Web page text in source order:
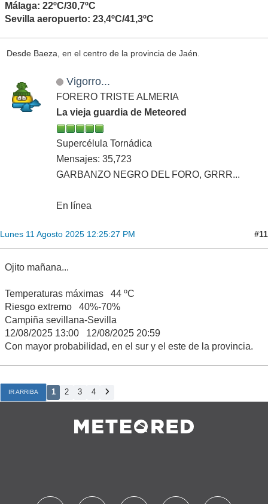
Málaga: 22ºC/30,7ºC
Sevilla aeropuerto: 23,4ºC/41,3ºC
Desde Baeza, en el centro de la provincia de Jaén.
Vigorro...
FORERO TRISTE ALMERIA
La vieja guardia de Meteored
Supercélula Tornádica
Mensajes: 35,723
GARBANZO NEGRO DEL FORO, GRRR...
En línea
Lunes 11 Agosto 2025 12:25:27 PM #11
Ojito mañana...
Temperaturas máximas 44 ºC
Riesgo extremo 40%-70%
Campiña sevillana-Sevilla
12/08/2025 13:00 12/08/2025 20:59
Con mayor probabilidad, en el sur y el este de la provincia.
IR ARRIBA 1 2 3 4